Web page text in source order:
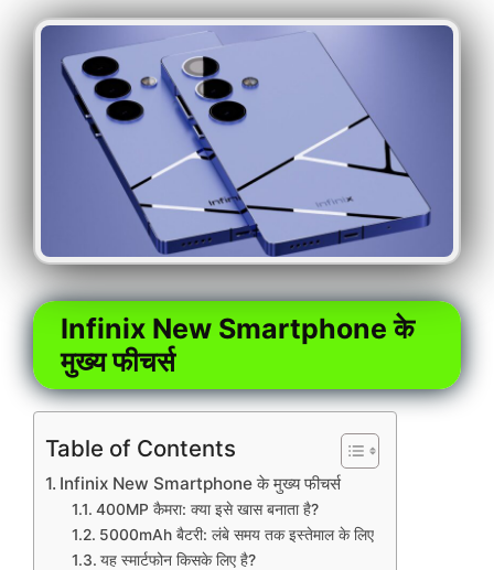
Infinix New Smartphone के
मुख्य फीचर्स
Table of Contents
Infinix New Smartphone के मुख्य फीचर्स
400MP कैमरा: क्या इसे खास बनाता है?
5000mAh बैटरी: लंबे समय तक इस्तेमाल के लिए
यह स्मार्टफोन किसके लिए है?